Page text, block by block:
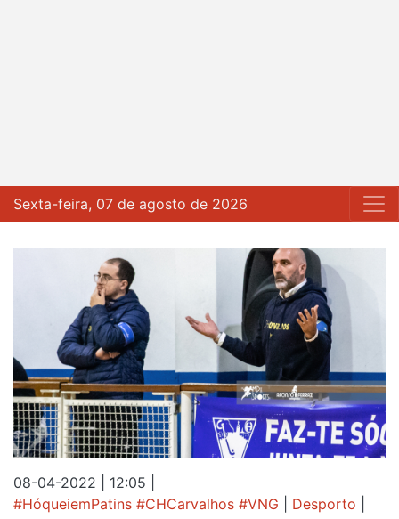
Sexta-feira, 07 de agosto de 2026
08-04-2022 | 12:05
#HóqueiemPatins #CHCarvalhos #VNG
Desporto